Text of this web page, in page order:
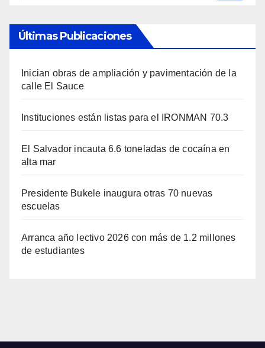
Últimas Publicaciones
Inician obras de ampliación y pavimentación de la
calle El Sauce
Instituciones están listas para el IRONMAN 70.3
El Salvador incauta 6.6 toneladas de cocaína en
alta mar
Presidente Bukele inaugura otras 70 nuevas
escuelas
Arranca año lectivo 2026 con más de 1.2 millones
de estudiantes